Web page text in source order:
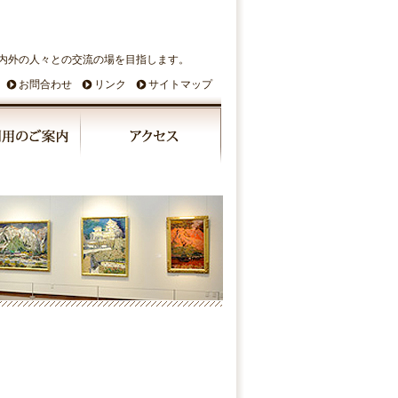
の人々との交流の場を目指します。
サイトマップ
リンク
お問合わせ